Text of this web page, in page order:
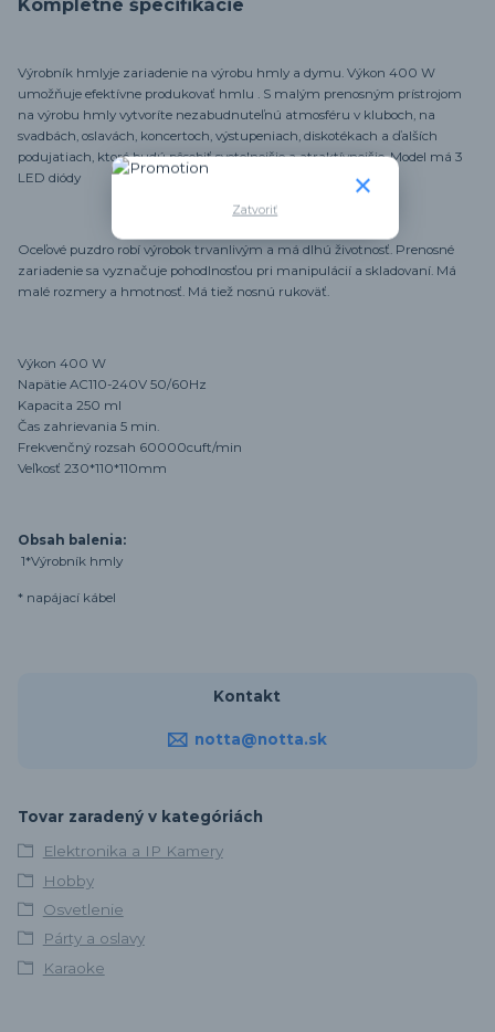
Kompletné špecifikácie
Výrobník hmlyje zariadenie na výrobu hmly a dymu. Výkon 400 W
umožňuje efektívne produkovať hmlu . S malým prenosným prístrojom
na výrobu hmly vytvoríte nezabudnuteľnú atmosféru v kluboch, na
svadbách, oslavách, koncertoch, výstupeniach, diskotékach a ďalších
podujatiach, ktoré budú pôsobiť svetelnejšie a atraktívnejšie. Model má 3
LED diódy
Oceľové puzdro robí výrobok trvanlivým a má dlhú životnosť. Prenosné
zariadenie sa vyznačuje pohodlnosťou pri manipulácií a skladovaní. Má
malé rozmery a hmotnosť. Má tiež nosnú rukoväť.
Výkon 400 W
Napätie AC110-240V 50/60Hz
Kapacita 250 ml
Čas zahrievania 5 min.
Frekvenčný rozsah 60000cuft/min
Veľkosť 230*110*110mm
Obsah balenia:
1*Výrobník hmly
* napájací kábel
Kontakt
notta@notta.sk
Tovar zaradený v kategóriách
Elektronika a IP Kamery
Hobby
Osvetlenie
Párty a oslavy
Karaoke
Zatvoriť